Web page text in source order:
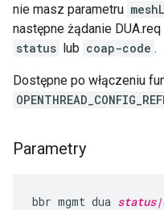
nie masz parametru
następne żądanie
status lub coap-code .
Dostępne po włączeniu
Parametry
bbr mgmt dua